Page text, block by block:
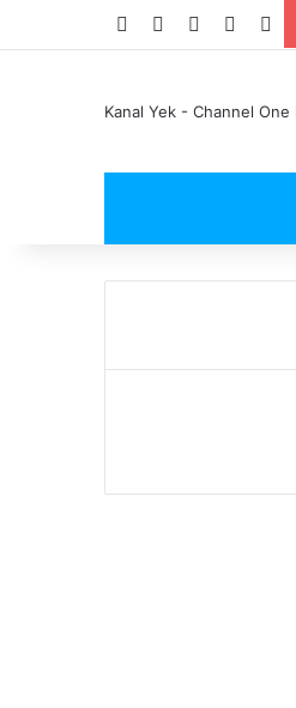
فیس بوک یوتیوب اینستاگرام